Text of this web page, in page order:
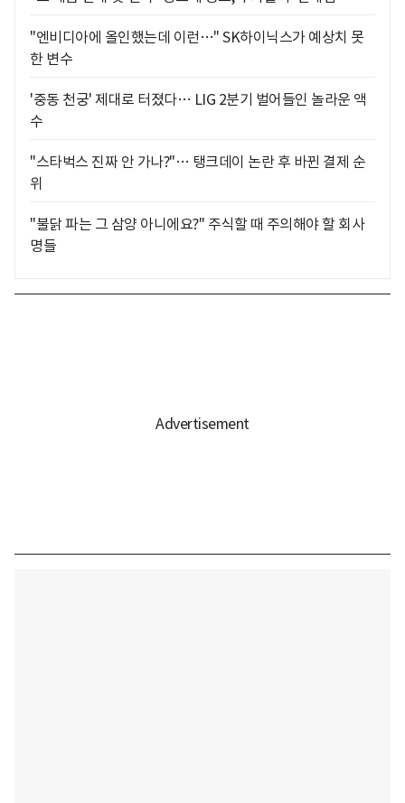
"엔비디아에 올인했는데 이런…" SK하이닉스가 예상치 못
한 변수
'중동 천궁' 제대로 터졌다… LIG 2분기 벌어들인 놀라운 액
수
"스타벅스 진짜 안 가나?"… 탱크데이 논란 후 바뀐 결제 순
위
"불닭 파는 그 삼양 아니에요?" 주식할 때 주의해야 할 회사
명들